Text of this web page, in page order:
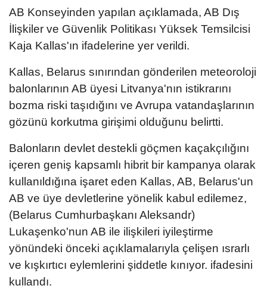
AB Konseyinden yapılan açıklamada, AB Dış
İlişkiler ve Güvenlik Politikası Yüksek Temsilcisi
Kaja Kallas'ın ifadelerine yer verildi.
Kallas, Belarus sınırından gönderilen meteoroloji
balonlarının AB üyesi Litvanya'nın istikrarını
bozma riski taşıdığını ve Avrupa vatandaşlarının
gözünü korkutma girişimi olduğunu belirtti.
Balonların devlet destekli göçmen kaçakçılığını
içeren geniş kapsamlı hibrit bir kampanya olarak
kullanıldığına işaret eden Kallas, AB, Belarus'un
AB ve üye devletlerine yönelik kabul edilemez,
(Belarus Cumhurbaşkanı Aleksandr)
Lukaşenko'nun AB ile ilişkileri iyileştirme
yönündeki önceki açıklamalarıyla çelişen ısrarlı
ve kışkırtıcı eylemlerini şiddetle kınıyor. ifadesini
kullandı.